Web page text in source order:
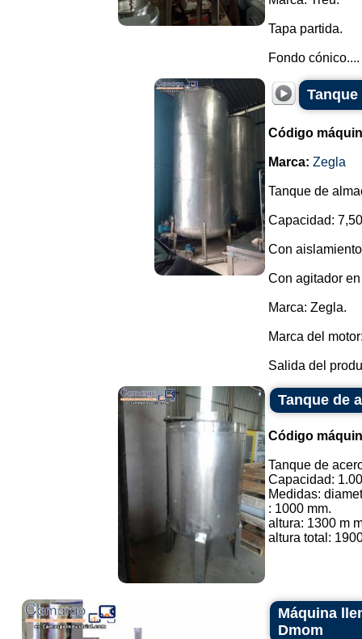
Tapa partida.
Fondo cónico....
Código
Marca: Zegla
Tanque de
Capacidad:
Con
Con agitador
Marca: Zegla.
Marca del
Salida del
Tanque de
Código
Tanque de
Capacidad:
Medidas:
: 1000 mm.
altura: 1300 m
altura total:
Máquina
Dmom